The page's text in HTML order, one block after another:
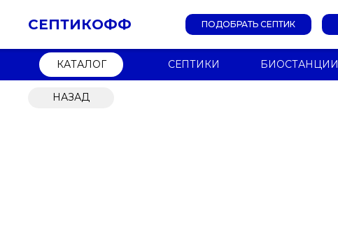
СЕПТИКОФФ ПОДОБРАТЬ СЕПТИК
КАТАЛОГ СЕПТИКИ БИОСТАНЦИИ
НАЗАД